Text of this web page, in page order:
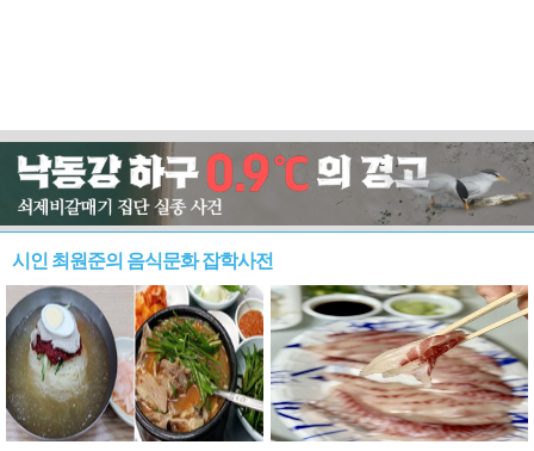
시인 최원준의 음식문화 잡학사전